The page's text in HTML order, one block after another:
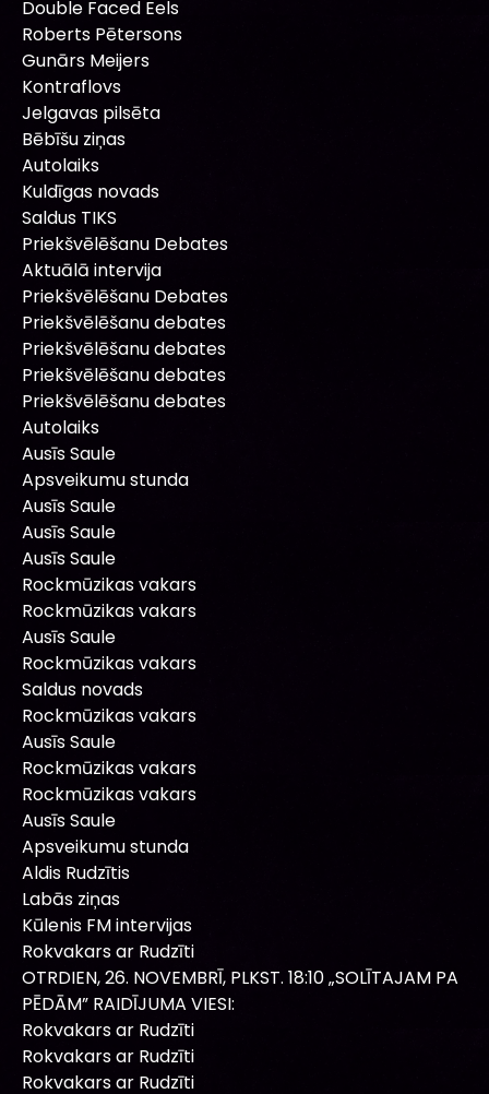
Double Faced Eels
Roberts Pētersons
Gunārs Meijers
Kontraflovs
Jelgavas pilsēta
Bēbīšu ziņas
Autolaiks
Kuldīgas novads
Saldus TIKS
Priekšvēlēšanu Debates
Aktuālā intervija
Priekšvēlēšanu Debates
Priekšvēlēšanu debates
Priekšvēlēšanu debates
Priekšvēlēšanu debates
Priekšvēlēšanu debates
Autolaiks
Ausīs Saule
Apsveikumu stunda
Ausīs Saule
Ausīs Saule
Ausīs Saule
Rockmūzikas vakars
Rockmūzikas vakars
Ausīs Saule
Rockmūzikas vakars
Saldus novads
Rockmūzikas vakars
Ausīs Saule
Rockmūzikas vakars
Rockmūzikas vakars
Ausīs Saule
Apsveikumu stunda
Aldis Rudzītis
Labās ziņas
Kūlenis FM intervijas
Rokvakars ar Rudzīti
OTRDIEN, 26. NOVEMBRĪ, PLKST. 18:10 „SOLĪTAJAM PA
PĒDĀM” RAIDĪJUMA VIESI:
Rokvakars ar Rudzīti
Rokvakars ar Rudzīti
Rokvakars ar Rudzīti